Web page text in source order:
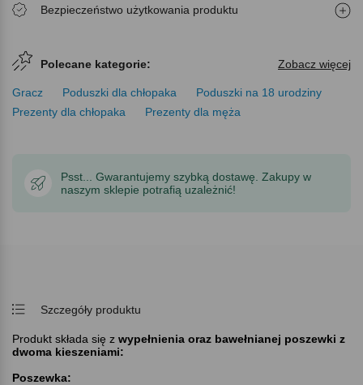
Bezpieczeństwo użytkowania produktu
Polecane kategorie: Zobacz więcej
Gracz Poduszki dla chłopaka
Poduszki na 18 urodziny
Prezenty dla chłopaka
Prezenty dla męża
Psst... Gwarantujemy szybką dostawę. Zakupy w
naszym sklepie potrafią uzależnić!
Szczegóły produktu
Produkt składa się z wypełnienia oraz bawełnianej poszewki z
dwoma kieszeniami:
Poszewka: